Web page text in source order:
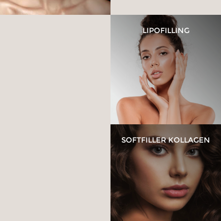
LIPOFILLING
SOFTFILLER KOLLAGEN